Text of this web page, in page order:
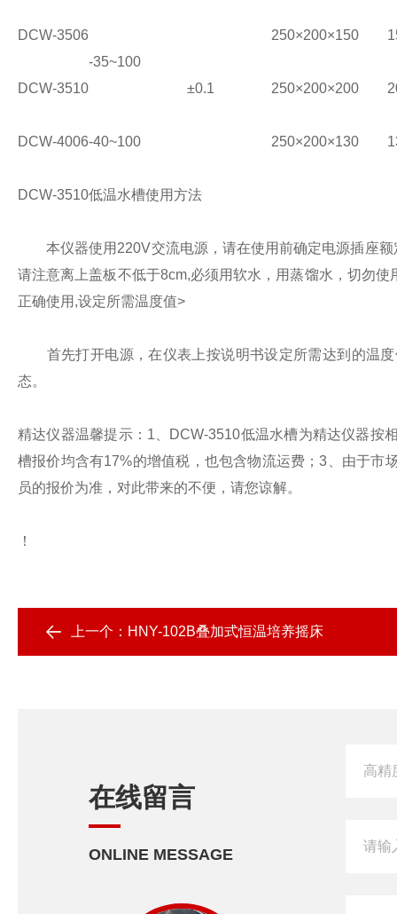
DCW-3506
-35~100
±0.1
250×200×150
DCW-3510 250×200×200
DCW-4006-40~100 250×200×130
DCW-3510低温水槽使用方法
本仪器使用220V交流电源，请在使用前确定电源插座额
请注意离上盖板不低于8cm,必须用软水，用蒸馏水，切勿
正确使用,设定所需温度值>
首先打开电源，在仪表上按说明书设定所需达到的温度
态。
精达仪器温馨提示： 1、DCW-3510低温水槽为精达仪器按
槽报价均含有17%的增值税，也包含物流运费；3、由于市
员的报价为准，对此带来的不便，请您谅解。
！
上一个： HNY-102B叠加式恒温培养摇床
在线留言
ONLINE MESSAGE